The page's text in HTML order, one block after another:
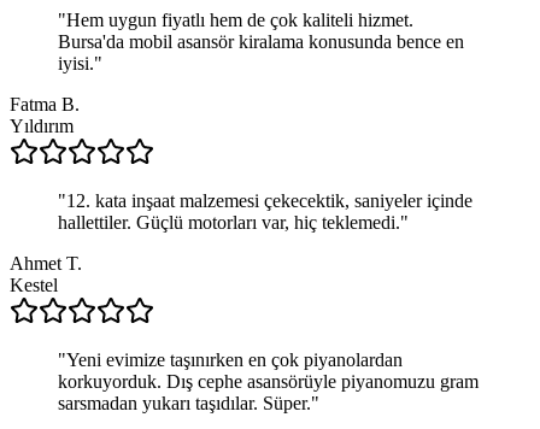
"Hem uygun fiyatlı hem de çok kaliteli hizmet.
Bursa'da mobil asansör kiralama konusunda bence en
iyisi."
Fatma B.
Yıldırım
"12. kata inşaat malzemesi çekecektik, saniyeler içinde
hallettiler. Güçlü motorları var, hiç teklemedi."
Ahmet T.
Kestel
"Yeni evimize taşınırken en çok piyanolardan
korkuyorduk. Dış cephe asansörüyle piyanomuzu gram
sarsmadan yukarı taşıdılar. Süper."